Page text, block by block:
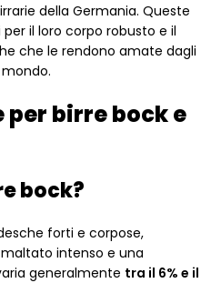
della Germania. Queste
il loro corpo robusto e il
che le rendono amate dagli
per birre bock e
bock?
forti e corpose,
intenso e una
generalmente tra il 6% e il